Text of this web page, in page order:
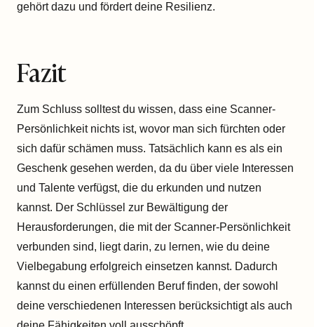
gehört dazu und fördert deine Resilienz.
Fazit
Zum Schluss solltest du wissen, dass eine Scanner-
Persönlichkeit nichts ist, wovor man sich fürchten oder
sich dafür schämen muss. Tatsächlich kann es als ein
Geschenk gesehen werden, da du über viele Interessen
und Talente verfügst, die du erkunden und nutzen
kannst. Der Schlüssel zur Bewältigung der
Herausforderungen, die mit der Scanner-Persönlichkeit
verbunden sind, liegt darin, zu lernen, wie du deine
Vielbegabung erfolgreich einsetzen kannst. Dadurch
kannst du einen erfüllenden Beruf finden, der sowohl
deine verschiedenen Interessen berücksichtigt als auch